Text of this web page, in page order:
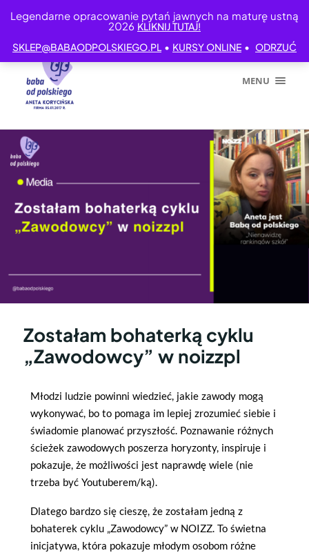
Legendarne opracowanie pytań jawnych na maturę ustną
2026 KLIKNIJ TUTAJ!
SKLEP@BABAODPOLSKIEGO.PL • KURSY ONLINE • ODRZUĆ
MENU
Zostałam bohaterką cyklu
„Zawodowcy” w noizzpl
Młodzi ludzie powinni wiedzieć, jakie zawody mogą
wykonywać, bo to pomaga im lepiej zrozumieć siebie i
świadomie planować przyszłość. Poznawanie różnych
ścieżek zawodowych poszerza horyzonty, inspiruje i
pokazuje, że możliwości jest naprawdę wiele (nie
trzeba być Youtuberem/ką).
Dlatego bardzo się cieszę, że zostałam jedną z
bohaterek cyklu „Zawodowcy” w NOIZZ. To świetna
inicjatywa, która pokazuje młodym osobom różne